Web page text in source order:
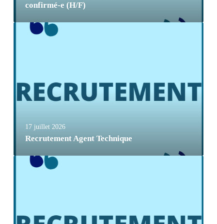
confirmé-e (H/F)
17 juillet 2026
Recrutement Agent Technique